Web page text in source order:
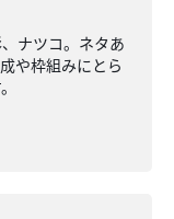
ナツコ。ネタあ
や枠組みにとら